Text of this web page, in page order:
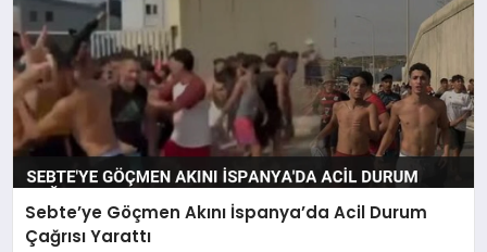
Sebte’ye Göçmen Akını İspanya’da Acil Durum
Çağrısı Yarattı